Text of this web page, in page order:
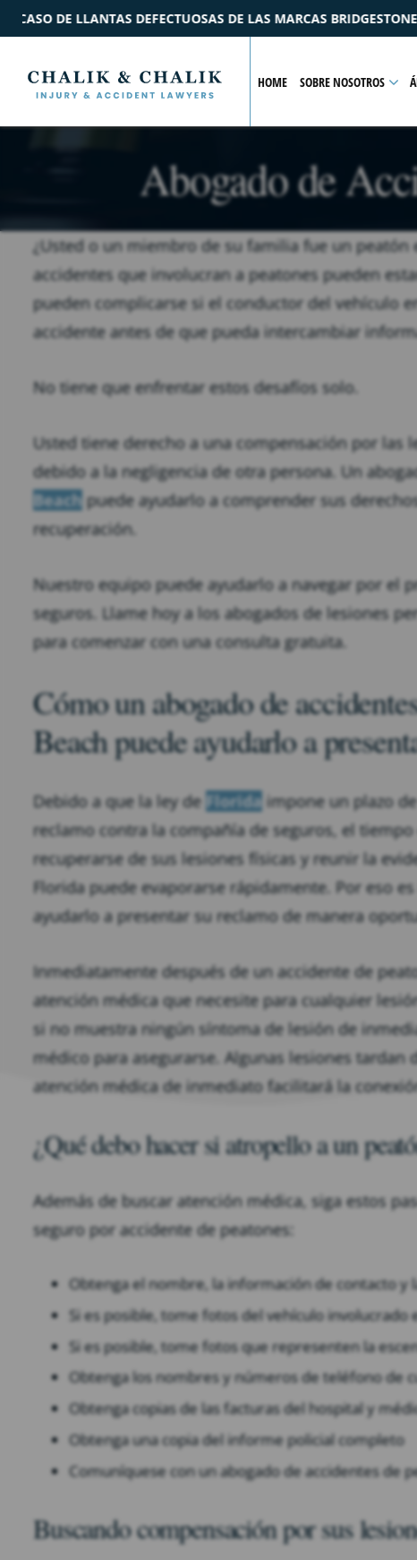
MARCAS BRIDGESTONE Y FORD $2.2MACUERDOPOR
HOME SOBRE NOSOTROS
Abogado de
¿Usted o un miembro de su familia fue un
accidentes que involucran a peatones pueden
pueden complicarse si el conductor del vehículo
accidente antes de que pueda intercambiar
No tiene que enfrentar estos desafíos solo.
Usted tiene derecho a una compensación por
debido a la negligencia de otra persona. Un
Beach puede ayudarlo a comprender sus
recuperación.
Nuestro equipo puede ayudarlo a navegar por el
seguros. Llame hoy a los abogados de lesiones
para comenzar con una consulta gratuita.
Cómo un abogado de
Beach puede ayudarlo a
Debido a que la ley de Florida impone un plazo
reclamo contra la compañía de seguros, el
recuperarse de sus lesiones físicas y reunir la
Florida puede evaporarse rápidamente. Por eso
ayudarlo a presentar su reclamo de manera
Inmediatamente después de un accidente de
atención médica que necesite para cualquier
si no muestra ningún síntoma de lesión de
médico para asegurarse. Algunas lesiones tardan
atención médica de inmediato facilitará la
¿Qué debo hacer si atropello a un
Además de buscar atención médica, siga estos
seguro por accidente de peatones:
Obtenga el nombre, la información de contacto
Si es posible, tome fotos del vehículo involucrado
Si es posible, tome fotos que representen la
Obtenga los nombres y números de teléfono de
Obtenga copias de las facturas del hospital y
Obtenga una copia del informe policial completo
Comuníquese con un abogado de accidentes de
Buscando compensación por sus